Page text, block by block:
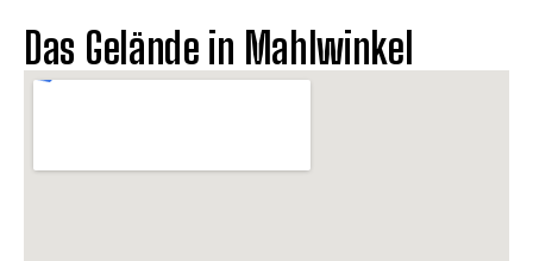
Das Gelände in Mahlwinkel